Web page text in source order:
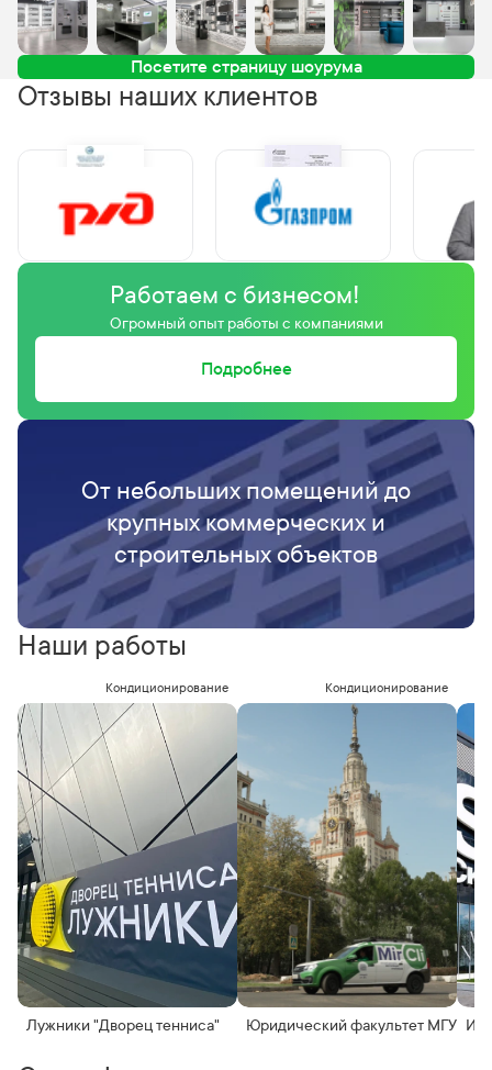
Посетите страницу шоурума
Отзывы наших клиентов
Работаем с бизнесом!
Огромный опыт работы с компаниями
Подробнее
От небольших помещений до
крупных коммерческих и
строительных объектов
Наши работы
Кондиционирование
Лужники "Дворец тенниса"
Кондиционирование
Юридический факультет МГУ